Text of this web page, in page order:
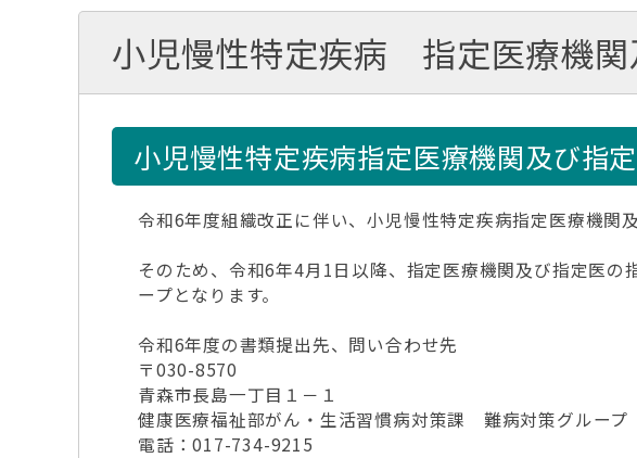
小児慢性特定疾病 指定医療機関
小児慢性特定疾病指定医療機関及び指
令和6年度組織改正に伴い、小児慢性特定疾病指定医療機関
そのため、令和6年4月1日以降、指定医療機関及び指定医
ープとなります。
令和6年度の書類提出先、問い合わせ先
〒030-8570
青森市長島一丁目１－１
健康医療福祉部がん・生活習慣病対策課 難病対策グループ
電話：017-734-9215